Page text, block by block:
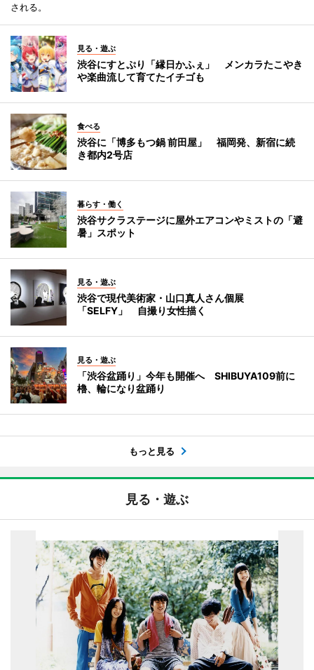
される。
見る・遊ぶ
渋谷にすとぷり「縁日かふぇ」 メンカラたこやき
や楽曲流して育てたイチゴも
食べる
渋谷に「博多もつ鍋 前田屋」 福岡発、新宿に続
き都内2号店
暮らす・働く
渋谷サクラステージに屋外エアコンやミストの「避
暑」スポット
見る・遊ぶ
渋谷で現代美術家・山口真人さん個展
「SELFY」 自撮り女性描く
見る・遊ぶ
「渋谷盆踊り」今年も開催へ SHIBUYA109前に
櫓、輪になり盆踊り
もっと見る
見る・遊ぶ